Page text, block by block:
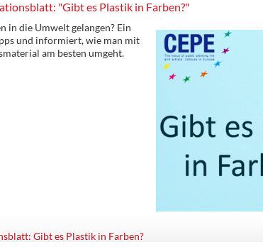
"Gibt es Plastik in Farben?"
in die Umwelt gelangen? Ein
und informiert, wie man mit
am besten umgeht.
Gibt es Plastik in Farben?